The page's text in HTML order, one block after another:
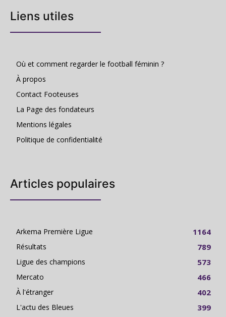
Liens utiles
Où et comment regarder le football féminin ?
À propos
Contact Footeuses
La Page des fondateurs
Mentions légales
Politique de confidentialité
Articles populaires
Arkema Première Ligue 1164
Résultats 789
Ligue des champions 573
Mercato 466
À l'étranger 402
L'actu des Bleues 399